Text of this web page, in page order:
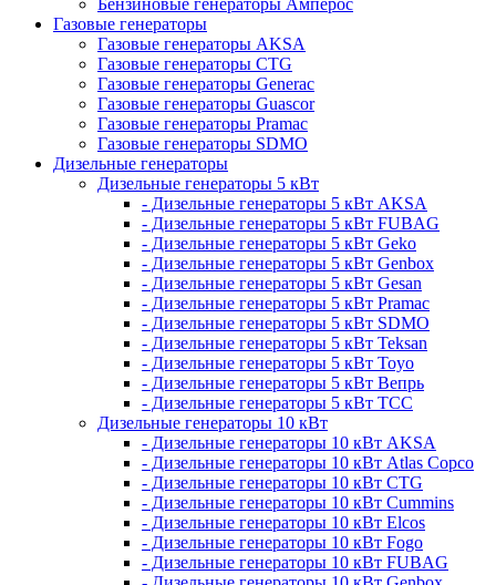
Бензиновые генераторы Амперос
Газовые генераторы
Газовые генераторы AKSA
Газовые генераторы CTG
Газовые генераторы Generac
Газовые генераторы Guascor
Газовые генераторы Pramac
Газовые генераторы SDMO
Дизельные генераторы
Дизельные генераторы 5 кВт
- Дизельные генераторы 5 кВт AKSA
- Дизельные генераторы 5 кВт FUBAG
- Дизельные генераторы 5 кВт Geko
- Дизельные генераторы 5 кВт Genbox
- Дизельные генераторы 5 кВт Gesan
- Дизельные генераторы 5 кВт Pramac
- Дизельные генераторы 5 кВт SDMO
- Дизельные генераторы 5 кВт Teksan
- Дизельные генераторы 5 кВт Toyo
- Дизельные генераторы 5 кВт Вепрь
- Дизельные генераторы 5 кВт ТСС
Дизельные генераторы 10 кВт
- Дизельные генераторы 10 кВт AKSA
- Дизельные генераторы 10 кВт Atlas Copco
- Дизельные генераторы 10 кВт CTG
- Дизельные генераторы 10 кВт Cummins
- Дизельные генераторы 10 кВт Elcos
- Дизельные генераторы 10 кВт Fogo
- Дизельные генераторы 10 кВт FUBAG